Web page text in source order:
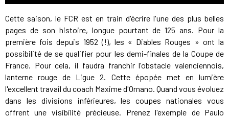
Cette saison, le FCR est en train d'écrire l'une des plus belles
pages de son histoire, longue pourtant de 125 ans. Pour la
première fois depuis 1952 (!), les « Diables Rouges » ont la
possibilité de se qualifier pour les demi-finales de la Coupe de
France. Pour cela, il faudra franchir l'obstacle valenciennois,
lanterne rouge de Ligue 2. Cette épopée met en lumière
l'excellent travail du coach Maxime d'Ornano. Quand vous évoluez
dans les divisions inférieures, les coupes nationales vous
offrent une visibilité précieuse. Prenez l'exemple de Paulo